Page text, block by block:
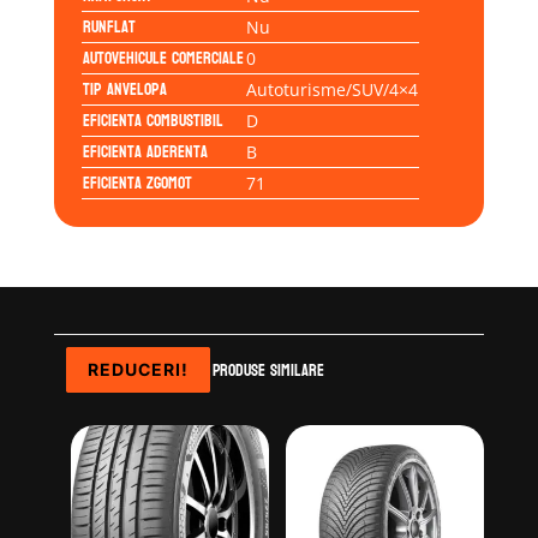
Runflat Nu
Autovehicule comerciale0
Tip anvelopa Autoturisme/SUV/4×4
Eficienta Combustibil D
Eficienta Aderenta B
Eficienta Zgomot 71
Produse similare
REDUCERI!
REDUCERI!
REDUCERI!
REDUCERI!